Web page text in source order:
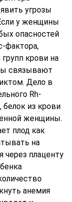
угрозы
у женщины
опасностей
фактора,
крови на
связывают
Дело в
Rh-
белок из крови
женщины.
плод как
на
плаценту
анемия